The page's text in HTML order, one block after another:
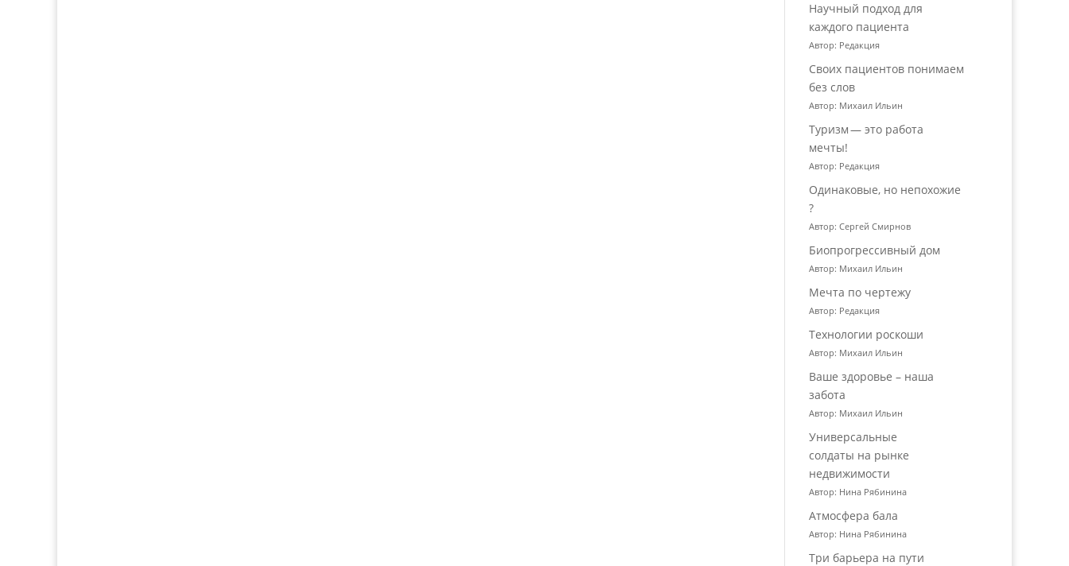
Научный подход для
каждого пациента
Автор: Редакция
Своих пациентов понимаем
без слов
Автор: Михаил Ильин
Туризм — это работа
мечты!
Автор: Редакция
Одинаковые, но непохожие
?
Автор: Сергей Смирнов
Биопрогрессивный дом
Автор: Михаил Ильин
Мечта по чертежу
Автор: Редакция
Технологии роскоши
Автор: Михаил Ильин
Ваше здоровье – наша
забота
Автор: Михаил Ильин
Универсальные
солдаты на рынке
недвижимости
Автор: Нина Рябинина
Атмосфера бала
Автор: Нина Рябинина
Три барьера на пути